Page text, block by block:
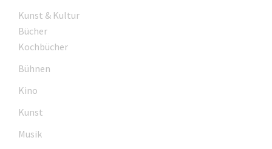
Kunst & Kultur
Bücher
Kochbücher
Bühnen
Kino
Kunst
Musik